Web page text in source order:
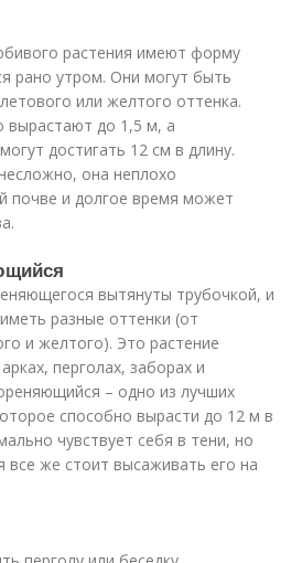
растения имеют форму
рано утром. Они могут быть
или желтого оттенка.
вырастают до 1,5 м, а
достигать 12 см в длину.
она неплохо
почве и долгое время может
вытянуты трубочкой, и
разные оттенки (от
и желтого). Это растение
перголах, заборах и
– одно из лучших
способно вырасти до 12 м в
чувствует себя в тени, но
все же стоит высаживать его на